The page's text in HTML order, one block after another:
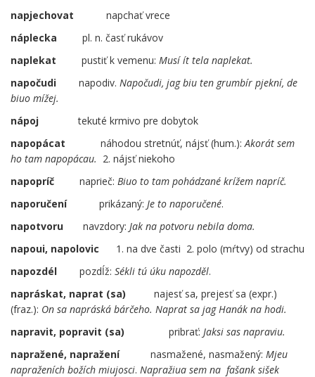
napjechovat
napchať vrece
náplecka pl. n. časť rukávov
naplekat pustiť k vemenu: Musí ít tela naplekat.
napočudi napodiv. Napočudi, jag biu ten grumbír pjekní, de
biuo mížej.
nápojtekuté krmivo pre dobytok
napopácat
náhodou stretnúť, nájsť (hum.): Akorát sem
ho tam napopácau. 2. nájsť niekoho
napopríč naprieč: Biuo to tam pohádzané krížem napríč.
naporučení
prikázaný: Je to naporučené.
napotvoru navzdory: Jak na potvoru nebila doma.
napoui, napolovic 1. na dve časti 2. polo (mŕtvy) od strachu
napozdél pozdĺž: Sékli tú úku napozděl.
napráskat, naprat (sa) najesť sa, prejesť sa (expr.)
(fraz.): On sa napráská bárčeho. Naprat sa jag Hanák na hodi.
napravit, popravit (sa)
pribrať: Jaksi sas napraviu.
napražené, napražení nasmažené, nasmažený: Mjeu
napraženích božích miujosci. Napražiua sem na fašank sišek